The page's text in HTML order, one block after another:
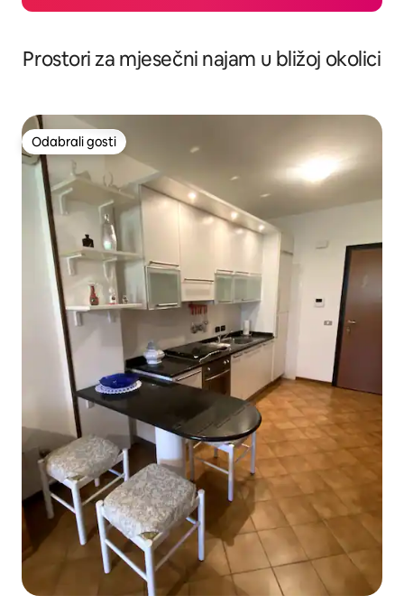
Prostori za mjesečni najam u bližoj okolici
Odabrali gosti
Odabrali gosti